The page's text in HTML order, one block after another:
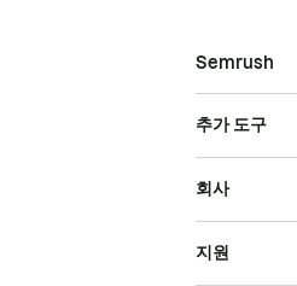
Semrush
추가 도구
회사
지원